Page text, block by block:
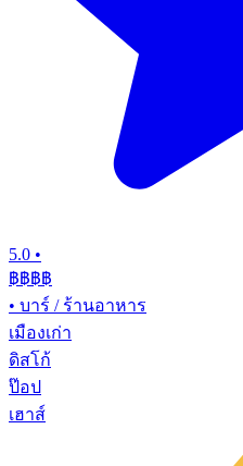
5.0 •
฿฿฿฿
• บาร์ / ร้านอาหาร
เมืองเก่า
ดิสโก้
ป๊อป
เฮาส์